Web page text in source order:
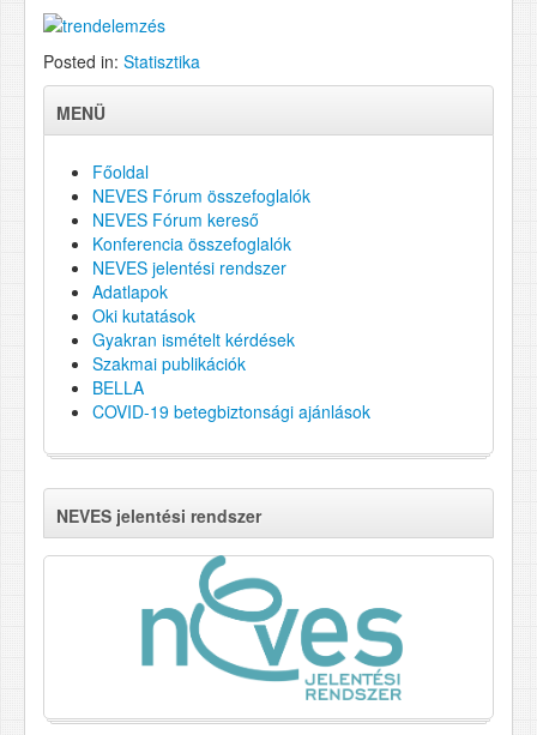
Posted in: Statisztika
MENÜ
Főoldal
NEVES Fórum összefoglalók
NEVES Fórum kereső
Konferencia összefoglalók
NEVES jelentési rendszer
Adatlapok
Oki kutatások
Gyakran ismételt kérdések
Szakmai publikációk
BELLA
COVID-19 betegbiztonsági ajánlások
NEVES jelentési rendszer